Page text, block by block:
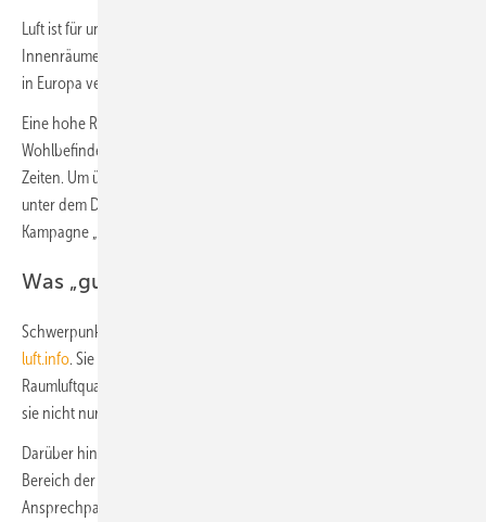
Luft ist für uns das wichtigste Lebensmittel. Und das ist gerade in
Innenräumen von entscheidender Bedeutung: Die meisten Menschen
in Europa verbringen mehr als 80 % ihrer Zeit in Gebäuden.
Eine hohe Raumluftqualität ist deshalb die Grundlage für unser
Wohlbefinden und unsere Gesundheit − gerade auch in Pandemie-
Zeiten. Um über all diese Zusammenhänge zu informieren, wurde
unter dem Dach des
Kampagne „Lebensmittel Luft“ gestartet.
Was „gute Raumluft“ bedeutet
Schwerpunkt ist zunächst die Internetseite
luft.info. Sie erklärt, was „gute Raumluft“ bedeutet, wie eine hohe
Raumluftqualität hilft, das Infektionsrisiko zu verringern, und warum
sie nicht nur während der Pandemie so wichtig ist.
Darüber hinaus wird über die verschiedenen Förderprogramme im
Bereich der Raumlufttechnik informiert und die Seite enthält Links zu
Ansprechpartnern und Lösungen. Zudem sind Berechnungstools zur